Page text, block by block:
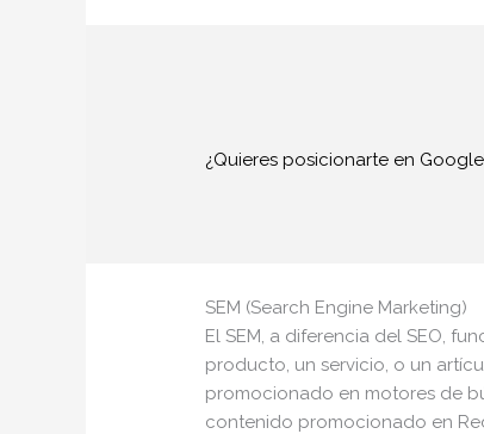
¿Quieres posicionarte en
SEM (Search Engine Marketing)
El SEM, a diferencia del SEO,
producto, un servicio, o un
promocionado en motores de
contenido promocionado en